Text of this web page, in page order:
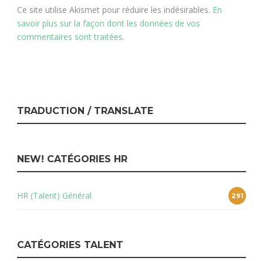
Ce site utilise Akismet pour réduire les indésirables. En
savoir plus sur la façon dont les données de vos
commentaires sont traitées.
TRADUCTION / TRANSLATE
NEW! CATÉGORIES HR
HR (Talent) Général 291
CATÉGORIES TALENT